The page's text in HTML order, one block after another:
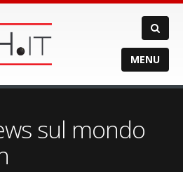
MENU
sul mondo